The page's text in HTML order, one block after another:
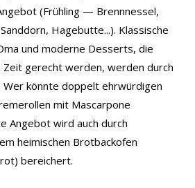
(Frühling — Brennnessel,
Hagebutte...). Klassische
und moderne Desserts, die
gerecht werden, werden durch
Wer könnte doppelt ehrwürdigen
mit Mascarpone
Angebot wird auch durch
heimischen Brotbackofen
bereichert.